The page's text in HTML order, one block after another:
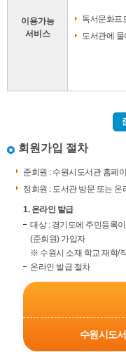
이용가능
서비스
독서문화프
도서관에
회원가입 절차
준회원 : 수원시도서관 홈페
정회원 : 도서관 방문 또는
1. 온라인 발급
대상 : 경기도에 주민등록
(준회원) 가입자
※ 수원시 소재 학교 재학/
온라인 발급 절차
수원시도